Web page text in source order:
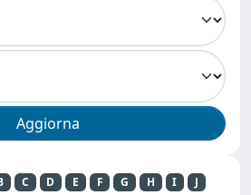
C D E F G H I
J